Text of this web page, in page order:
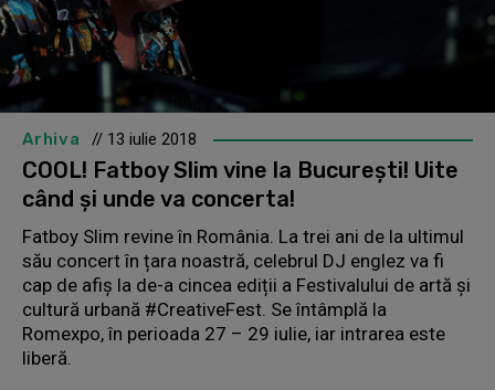
Arhiva // 13 iulie 2018
COOL! Fatboy Slim vine la București! Uite
când și unde va concerta!
Fatboy Slim revine în România. La trei ani de la ultimul
său concert în țara noastră, celebrul DJ englez va fi
cap de afiș la de-a cincea ediții a Festivalului de artă și
cultură urbană #CreativeFest. Se întâmplă la
Romexpo, în perioada 27 – 29 iulie, iar intrarea este
liberă.